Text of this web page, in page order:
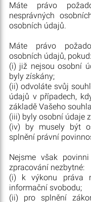
Máte právo
nesprávných
osobních údajů.
Máte právo
osobních údajů, pokud:
(i) již nejsou osobní
byly získány;
(ii) odvoláte svůj
údajů v případech,
základě Vašeho
(iii) byly osobní údaje
(iv) by musely být
splnění právní
Nejsme však
zpracování nezbytné:
(i) k výkonu práva
informační svobodu;
(ii) pro splnění